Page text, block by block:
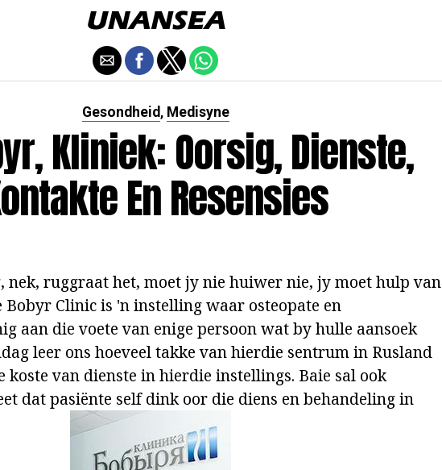
Gesondheid, Medisyne
Kliniek: Oorsig, Dienste,
En Resensies
nek, ruggraat het, moet jy nie huiwer nie, jy moet hulp van
Bobyr Clinic is 'n instelling waar osteopate en
aan die voete van enige persoon wat by hulle aansoek
leer ons hoeveel takke van hierdie sentrum in Rusland
koste van dienste in hierdie instellings. Baie sal ook
dat pasiënte self dink oor die diens en behandeling in